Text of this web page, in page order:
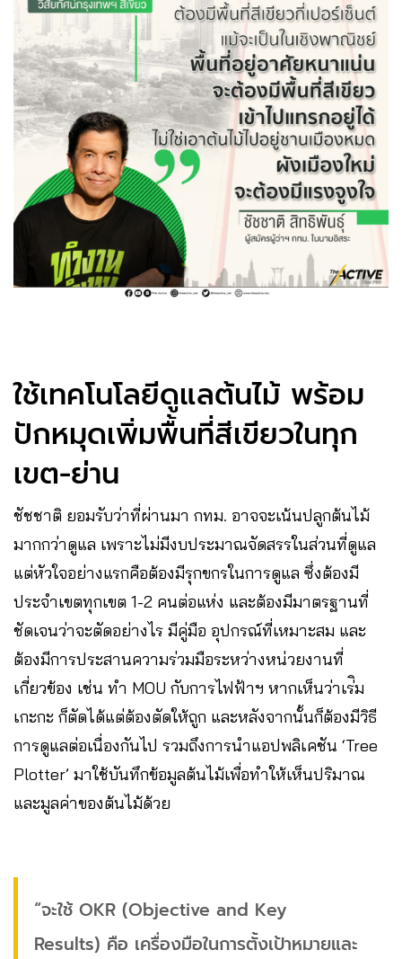
ใช้เทคโนโลยีดูแลต้นไม้ พร้อม
ปักหมุดเพิ่มพื้นที่สีเขียวในทุก
เขต-ย่าน
ชัชชาติ ยอมรับว่าที่ผ่านมา กทม. อาจจะเน้นปลูกต้นไม้
มากกว่าดูแล เพราะไม่มีงบประมาณจัดสรรในส่วนที่ดูแล
แต่หัวใจอย่างแรกคือต้องมีรุกขกรในการดูแล ซึ่งต้องมี
ประจำเขตทุกเขต 1-2 คนต่อแห่ง และต้องมีมาตรฐานที่
ชัดเจนว่าจะตัดอย่างไร มีคู่มือ อุปกรณ์ที่เหมาะสม และ
ต้องมีการประสานความร่วมมือระหว่างหน่วยงานที่
เกี่ยวข้อง เช่น ทำ MOU กับการไฟฟ้าฯ หากเห็นว่าเร่ิม
เกะกะ ก็ตัดได้แต่ต้องตัดให้ถูก และหลังจากนั้นก็ต้องมีวิธี
การดูแลต่อเนื่องกันไป รวมถึงการนำแอปพลิเคชัน ‘Tree
Plotter’ มาใช้บันทึกข้อมูลต้นไม้เพื่อทำให้เห็นปริมาณ
และมูลค่าของต้นไม้ด้วย
“จะใช้ OKR (Objective and Key
Results) คือ เครื่องมือในการตั้งเป้าหมายและ